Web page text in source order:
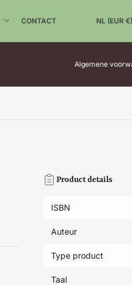
CONTACT
n
d
r
NL (EUR €)
Algemene
Product details
ISBN
Auteur
Type product
Taal